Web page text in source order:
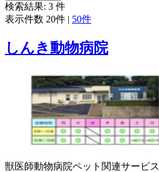
検索結果: 3 件
表示件数 20件 | 50件
しんき動物病院
獣医師動物病院ペット関連サービス